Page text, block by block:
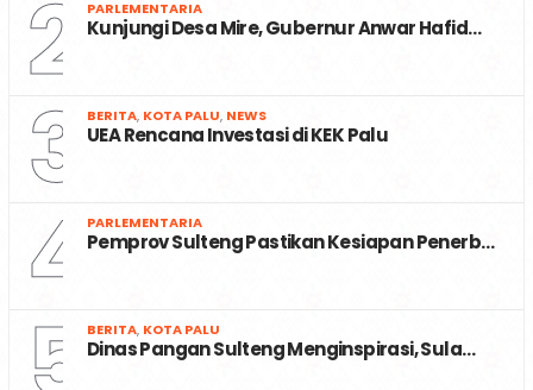
2 PARLEMENTARIA
Kunjungi Desa Mire, Gubernur Anwar Hafid…
3 BERITA, KOTA PALU, NEWS
UEA Rencana Investasi di KEK Palu
4 PARLEMENTARIA
Pemprov Sulteng Pastikan Kesiapan Penerb…
5 BERITA, KOTA PALU
Dinas Pangan Sulteng Menginspirasi, Sula…